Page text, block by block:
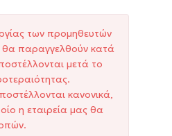
των προμηθευτών
θα παραγγελθούν κατά
μετά το
κανονικά,
η εταιρεία μας θα